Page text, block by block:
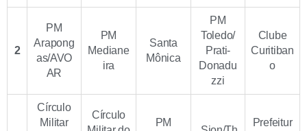
2
PM
Arapong
as/AVO
AR
PM
Mediane
ira
Santa
Mônica
PM
Toledo/
Prati-
Donadu
zzi
Clube
Curitiban
o
Círculo
Militar
Círculo
PM
Prefeitur